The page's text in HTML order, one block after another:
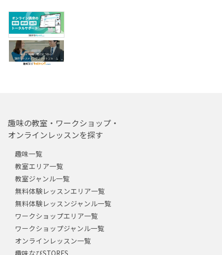
趣味の教室・ワークショップ・
オンラインレッスンを探す
趣味一覧
教室エリア一覧
教室ジャンル一覧
無料体験レッスンエリア一覧
無料体験レッスンジャンル一覧
ワークショップエリア一覧
ワークショップジャンル一覧
オンラインレッスン一覧
趣味なびSTORES